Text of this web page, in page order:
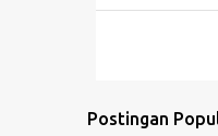
Postingan